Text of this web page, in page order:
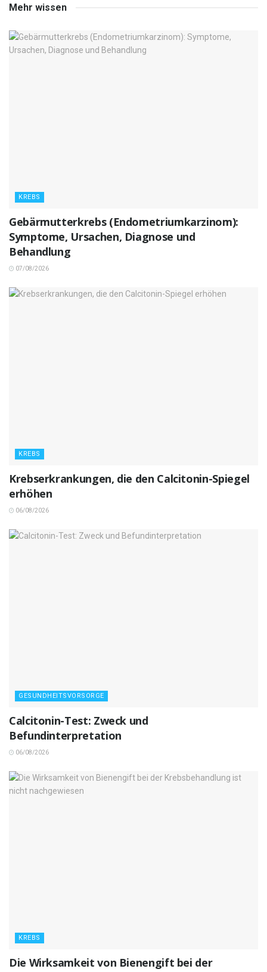
Mehr wissen
KREBS
Gebärmutterkrebs (Endometriumkarzinom):
Symptome, Ursachen, Diagnose und
Behandlung
07/08/2026
KREBS
Krebserkrankungen, die den Calcitonin-Spiegel
erhöhen
06/08/2026
GESUNDHEITSVORSORGE
Calcitonin-Test: Zweck und
Befundinterpretation
06/08/2026
KREBS
Die Wirksamkeit von Bienengift bei der